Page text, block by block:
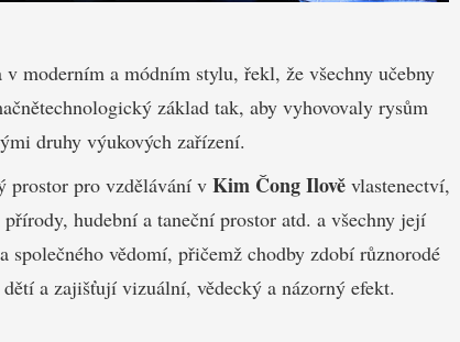
v moderním a módním stylu, řekl, že všechny učebny
základ tak, aby vyhovovaly rysům
druhy výukových zařízení.
prostor pro vzdělávání v Kim Čong Ilově vlastenectví,
hudební a taneční prostor atd. a všechny její
společného vědomí, přičemž chodby zdobí různorodé
a zajišťují vizuální, vědecký a názorný efekt.